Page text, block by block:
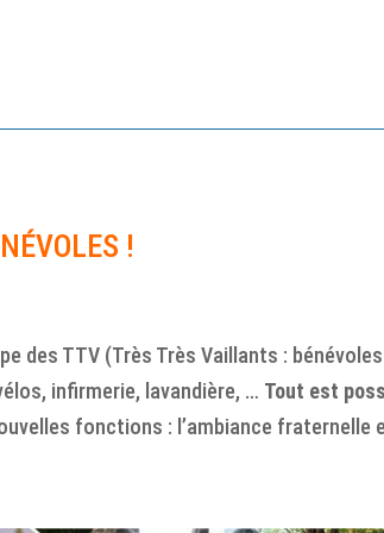
!
des TTV (Très Très Vaillants :
infirmerie, lavandière, … Tout est
fonctions : l’ambiance fraternelle